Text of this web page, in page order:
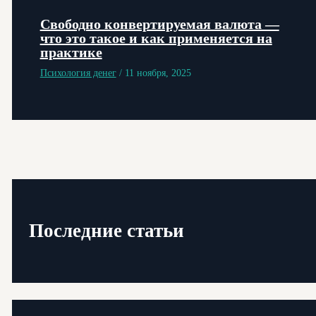
Последние статьи
Свободно конвертируемая валюта —
что это такое и как применяется на
практике
Психология денег/ 11 ноября, 2025